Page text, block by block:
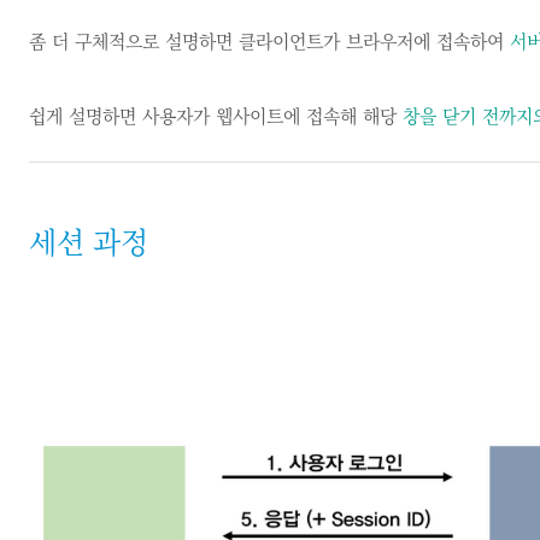
좀 더 구체적으로 설명하면 클라이언트가 브라우저에 접속하여 서
쉽게 설명하면 사용자가 웹사이트에 접속해 해당창을 닫기 전까지
세션 과정